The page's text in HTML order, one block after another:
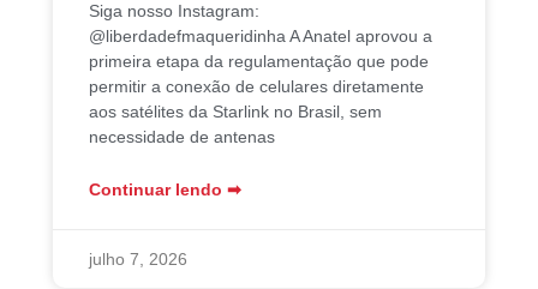
Siga nosso Instagram:
@liberdadefmaqueridinha A Anatel aprovou a
primeira etapa da regulamentação que pode
permitir a conexão de celulares diretamente
aos satélites da Starlink no Brasil, sem
necessidade de antenas
Continuar lendo ➡︎
julho 7, 2026